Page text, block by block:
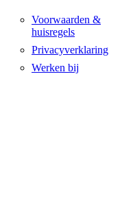
Voorwaarden &
huisregels
Privacyverklaring
Werken bij